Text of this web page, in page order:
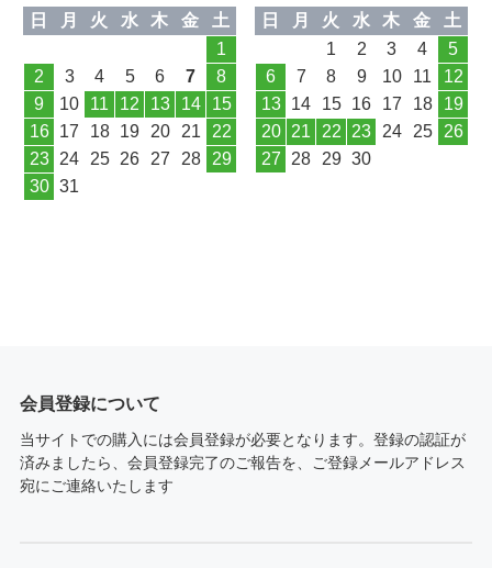
日
月 火 水 木 金
土
1
2
3 4 5 6 7
8
9
10 11 12 13 14
15
16 17 18 19 20 21
22
23 24 25 26 27 28
29
30 31
日
月 火 水 木 金
土
1
2 3 4
5
6
7 8 9 10 11
12
13
14 15 16 17 18
19
20
21 22 23 24 25
26
27
28 29 30
会員登録について
当サイトでの購入には会員登録が必要となります。登録の認証が
済みましたら、会員登録完了のご報告を、ご登録メールアドレス
宛にご連絡いたします